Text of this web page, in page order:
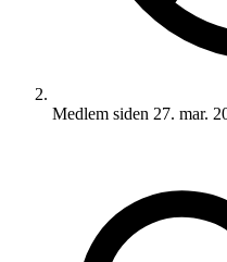
Medlem siden 27. mar.